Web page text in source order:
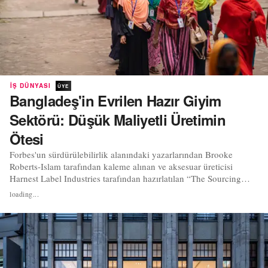
İŞ DÜNYASI ÜYE
Bangladeş'in Evrilen Hazır Giyim
Sektörü: Düşük Maliyetli Üretimin
Ötesi
Forbes'un sürdürülebilirlik alanındaki yazarlarından Brooke
Roberts-Islam tarafından kaleme alınan ve aksesuar üreticisi
Harnest Label Industries tarafından hazırlatılan “The Sourcing
Times: Bangladesh” başlıklı yeni bir tedarik raporu, markaların
Bangladeş'ten alım yapma yöntemlerinin, ülkenin kaydettiği
ilerlemenin gerisinde kaldığını öne sürü...
loading...